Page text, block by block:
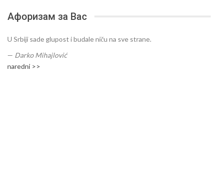
Афоризам за Вас
U Srbiji sade glupost i budale niču na sve strane.
— Darko Mihajlović
naredni >>